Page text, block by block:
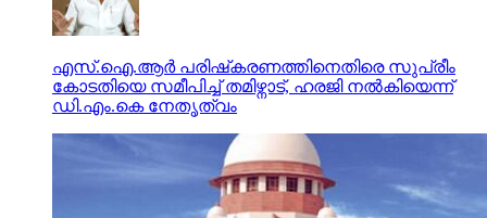
എസ്.ഐ.ആർ പരിഷ്‍കരണത്തിനെതിരെ സുപ്രീം
കോടതിയെ സമീപിച്ച് തമിഴ്നാട്, ഹരജി നൽകിയെന്ന്
ഡി.എം.കെ നേതൃത്വം